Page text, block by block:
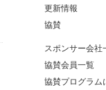
更新情報
協賛
スポンサー会社
協賛会員一覧
協賛プログラム